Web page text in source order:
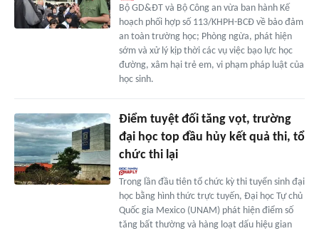
Bộ GD&ĐT và Bộ Công an vừa ban hành Kế
hoạch phối hợp số 113/KHPH-BCĐ về bảo đảm
an toàn trường học; Phòng ngừa, phát hiện
sớm và xử lý kịp thời các vụ việc bạo lực học
đường, xâm hại trẻ em, vi phạm pháp luật của
học sinh.
Điểm tuyệt đối tăng vọt, trường
đại học top đầu hủy kết quả thi, tổ
chức thi lại
Trong lần đầu tiên tổ chức kỳ thi tuyển sinh đại
học bằng hình thức trực tuyến, Đại học Tự chủ
Quốc gia Mexico (UNAM) phát hiện điểm số
tăng bất thường và hàng loạt dấu hiệu gian